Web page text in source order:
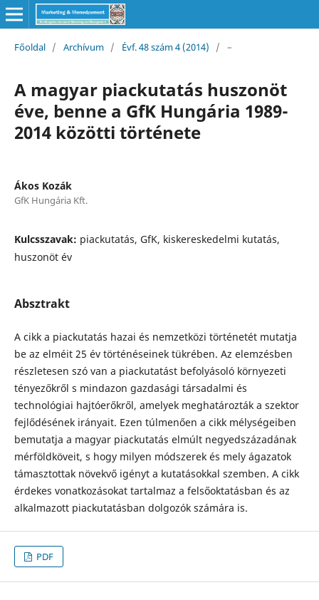
Főoldal / Archívum / Évf. 48 szám 4 (2014) / –
A magyar piackutatás huszonöt
éve, benne a GfK Hungária 1989-
2014 közötti története
Ákos Kozák
GfK Hungária Kft.
Kulcsszavak: piackutatás, GfK, kiskereskedelmi kutatás,
huszonöt év
Absztrakt
A cikk a piackutatás hazai és nemzetközi történetét mutatja
be az elméit 25 év történéseinek tükrében. Az elemzésben
részletesen szó van a piackutatást befolyásoló környezeti
tényezőkről s mindazon gazdasági társadalmi és
technológiai hajtóerőkről, amelyek meghatározták a szektor
fejlődésének irányait. Ezen túlmenően a cikk mélységeiben
bemutatja a magyar piackutatás elmúlt negyedszázadának
mérföldköveit, s hogy milyen módszerek és mely ágazatok
támasztottak növekvő igényt a kutatásokkal szemben. A cikk
érdekes vonatkozásokat tartalmaz a felsőoktatásban és az
alkalmazott piackutatásban dolgozók számára is.
PDF